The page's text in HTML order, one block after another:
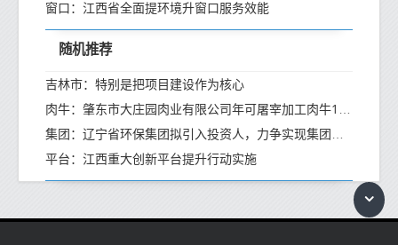
窗口：江西省全面提环境升窗口服务效能
随机推荐
吉林市：特别是把项目建设作为核心
平台：江西重大创新平台提升行动实施